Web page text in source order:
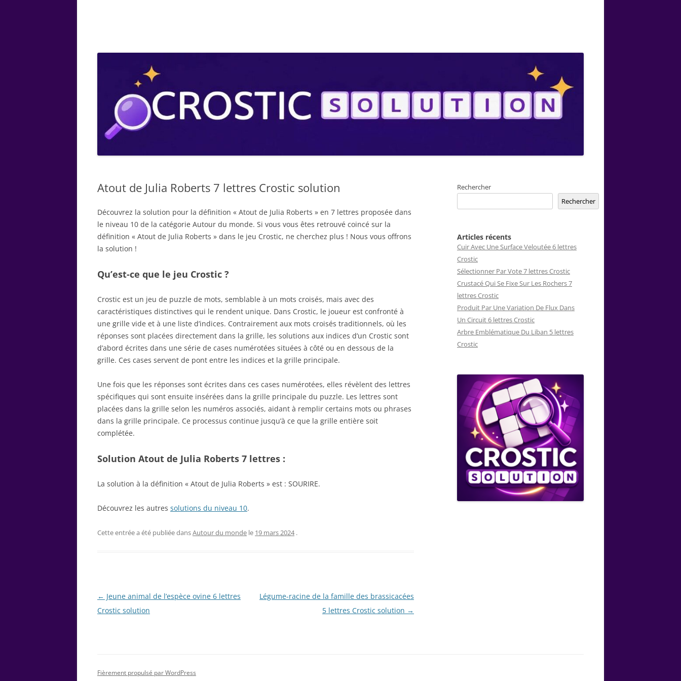
Atout de Julia Roberts 7 lettres Crostic solution
Découvrez la solution pour la définition « Atout de Julia Roberts » en 7 lettres proposée dans
le niveau 10 de la catégorie Autour du monde. Si vous vous êtes retrouvé coincé sur la
définition « Atout de Julia Roberts » dans le jeu Crostic, ne cherchez plus ! Nous vous offrons
la solution !
Qu’est-ce que le jeu Crostic ?
Crostic est un jeu de puzzle de mots, semblable à un mots croisés, mais avec des
caractéristiques distinctives qui le rendent unique. Dans Crostic, le joueur est confronté à
une grille vide et à une liste d’indices. Contrairement aux mots croisés traditionnels, où les
réponses sont placées directement dans la grille, les solutions aux indices d’un Crostic sont
d’abord écrites dans une série de cases numérotées situées à côté ou en dessous de la
grille. Ces cases servent de pont entre les indices et la grille principale.
Une fois que les réponses sont écrites dans ces cases numérotées, elles révèlent des lettres
spécifiques qui sont ensuite insérées dans la grille principale du puzzle. Les lettres sont
placées dans la grille selon les numéros associés, aidant à remplir certains mots ou phrases
dans la grille principale. Ce processus continue jusqu’à ce que la grille entière soit
complétée.
Solution Atout de Julia Roberts 7 lettres :
La solution à la définition « Atout de Julia Roberts » est : SOURIRE.
Découvrez les autres solutions du niveau 10.
Cette entrée a été publiée dansAutour du monde le 19 mars 2024 .
Navigation
des
← Jeune animal de l’espèce ovine 6 lettres
Crostic solution
Légume-racine de la famille des brassicacées
5 lettres Crostic solution →
Rechercher
Rechercher
Articles récents
Cuir Avec Une Surface Veloutée 6 lettres
Crostic
Sélectionner Par Vote 7 lettres Crostic
Crustacé Qui Se Fixe Sur Les Rochers 7
lettres Crostic
Produit Par Une Variation De Flux Dans
Un Circuit 6 lettres Crostic
Arbre Emblématique Du Liban 5 lettres
Crostic
Fièrement propulsé par WordPress